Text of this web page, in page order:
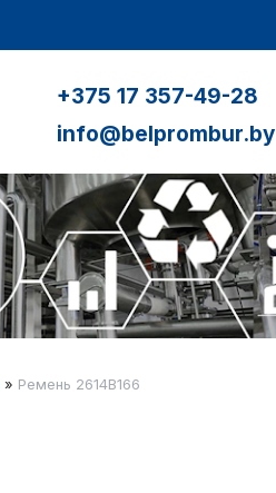
+375 17 357-49-28
info@belprombur.by
» Ремень 2614B166